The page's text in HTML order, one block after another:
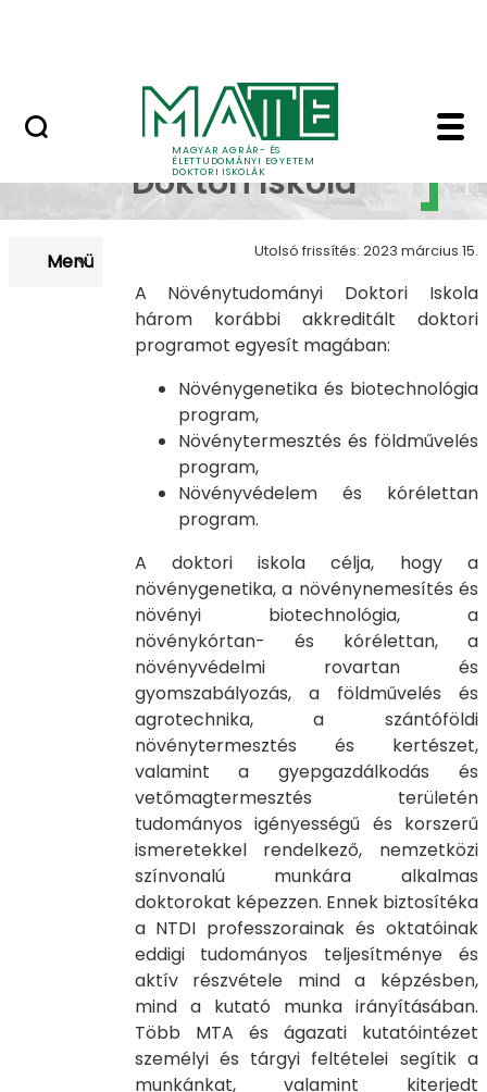
MAGYAR AGRÁR- ÉS
ÉLETTUDOMÁNYI EGYETEM
DOKTORI ISKOLÁK
Bemutatkozás -
Növénytudományi
Doktori Iskola
Menü Utolsó frissítés: 2023 március 15.
A Növénytudományi Doktori Iskola
három korábbi akkreditált doktori
programot egyesít magában:
Növénygenetika és biotechnológia
program,
Növénytermesztés és földművelés
program,
Növényvédelem és kórélettan
program.
A doktori iskola célja, hogy a
növénygenetika, a növénynemesítés és
növényi biotechnológia, a
növénykórtan- és kórélettan, a
növényvédelmi rovartan és
gyomszabályozás, a földművelés és
agrotechnika, a szántóföldi
növénytermesztés és kertészet,
valamint a gyepgazdálkodás és
vetőmagtermesztés területén
tudományos igényességű és korszerű
ismeretekkel rendelkező, nemzetközi
színvonalú munkára alkalmas
doktorokat képezzen. Ennek biztosítéka
a NTDI professzorainak és oktatóinak
eddigi tudományos teljesítménye és
aktív részvétele mind a képzésben,
mind a kutató munka irányításában.
Több MTA és ágazati kutatóintézet
személyi és tárgyi feltételei segítik a
munkánkat, valamint kiterjedt